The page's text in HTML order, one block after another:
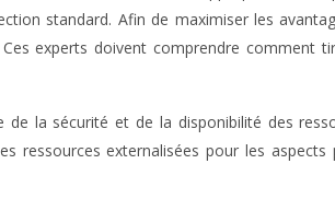
standard. Afin de maximiser les
Ces experts doivent comprendre
la sécurité et de la disponibilité des
externalisées pour les